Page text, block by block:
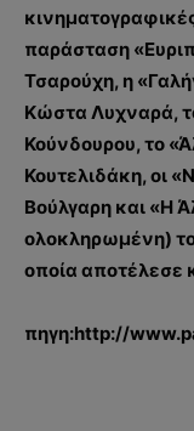
παράσταση
Τσαρούχη, η
Κώστα Λυχναρά,
Κούνδουρου, το
Κουτελιδάκη, οι
Βούλγαρη και «Η
ολοκληρωμένη)
οποία αποτέλεσε
πηγη:http://